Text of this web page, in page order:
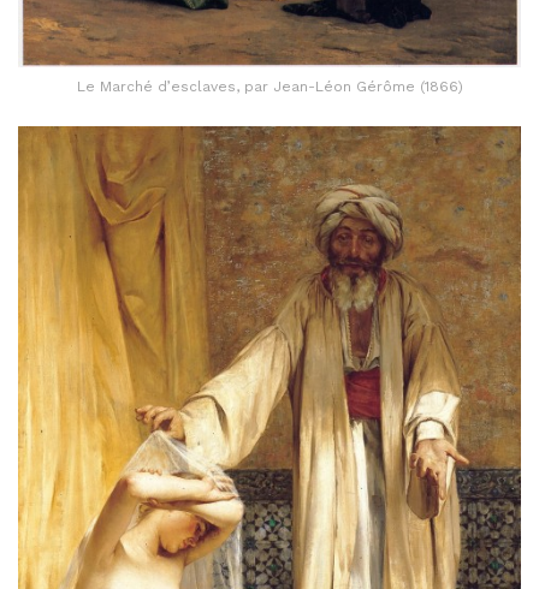
Le Marché d’esclaves, par Jean-Léon Gérôme (1866)